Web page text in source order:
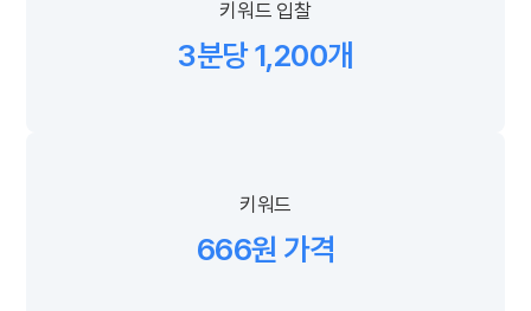
키워드 입찰
3분당 1,200개
키워드
666원 가격